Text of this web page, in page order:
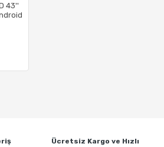
43''
Ücretsiz Kargo ve Hızlı